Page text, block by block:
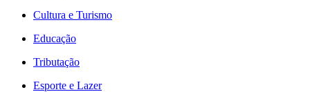
Cultura e Turismo
Educação
Tributação
Esporte e Lazer